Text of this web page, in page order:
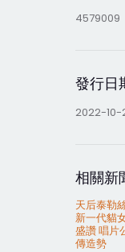
4579009
發行日
2022-10-
相關新
天后泰勒
新一代貓
盛讚 唱片
傳造勢